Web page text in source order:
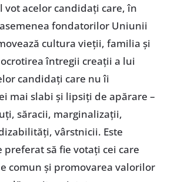
acelor candidați care, în
fondatorilor Uniunii
cultura vieții, familia și
întregii creații a lui
candidați care nu îi
mai slabi și lipsiți de apărare –
săracii, marginalizații,
vârstnicii. Este
să fie votați cei care
comun și promovarea valorilor